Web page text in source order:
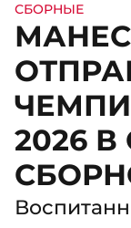
СБОРНЫЕ
2026